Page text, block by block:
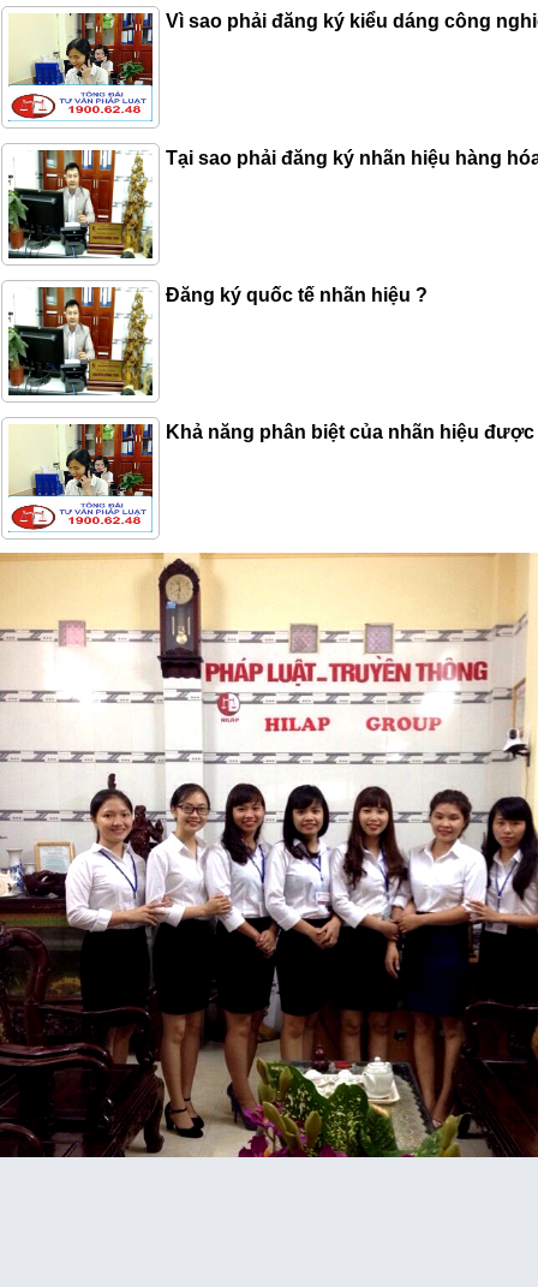
Vì sao phải đăng ký kiểu dáng công
Tại sao phải đăng ký nhãn hiệu hàng
Đăng ký quốc tế nhãn hiệu ?
Khả năng phân biệt của nhãn hiệu